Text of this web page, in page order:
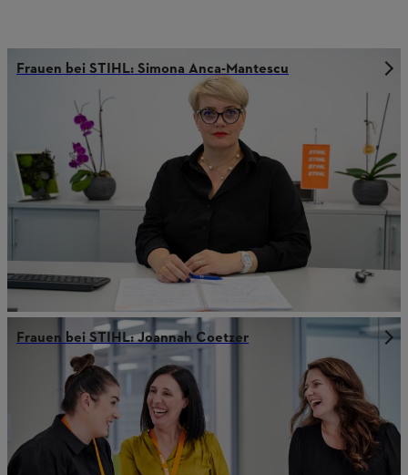
Frauen bei STIHL: Simona Anca-Mantescu
Frauen bei STIHL: Joannah Coetzer